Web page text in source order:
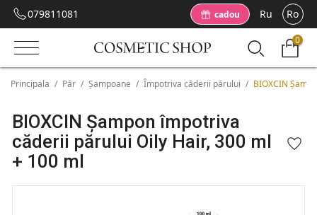
079811081 cadou Ru Ro
0
Principala / Păr / Șampoane / Împotriva căderii părului / BIOXCIN
BIOXCIN Șampon împotriva
căderii părului Oily Hair, 300 ml
+ 100 ml